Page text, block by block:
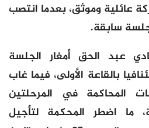
عائلية وموثق، بعدما انتصب
سابقة.
عبد الحق أمغار الجلسة
بالقاعة الأولى، فيما غاب
المحاكمة في المرحلتين
ما اضطر المحكمة لتأجيل